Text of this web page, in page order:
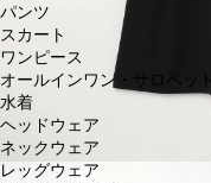
パンツ
スカート
ワンピース
オールインワン・サロペット
水着
ヘッドウェア
ネックウェア
レッグウェア